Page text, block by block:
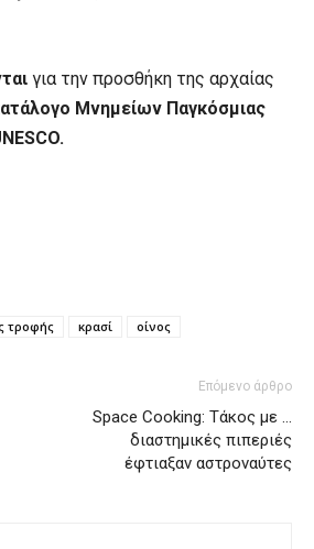
για την προσθήκη της αρχαίας
Μνημείων Παγκόσμιας
τροφής κρασί οίνος
Επόμενο άρθρο
Space Cooking: Τάκος με …
διαστημικές πιπεριές
έφτιαξαν αστροναύτες